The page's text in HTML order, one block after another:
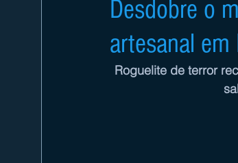
Sessão Retro Final Fantasy
Desdobre o
artesanal
Roguelite de terror